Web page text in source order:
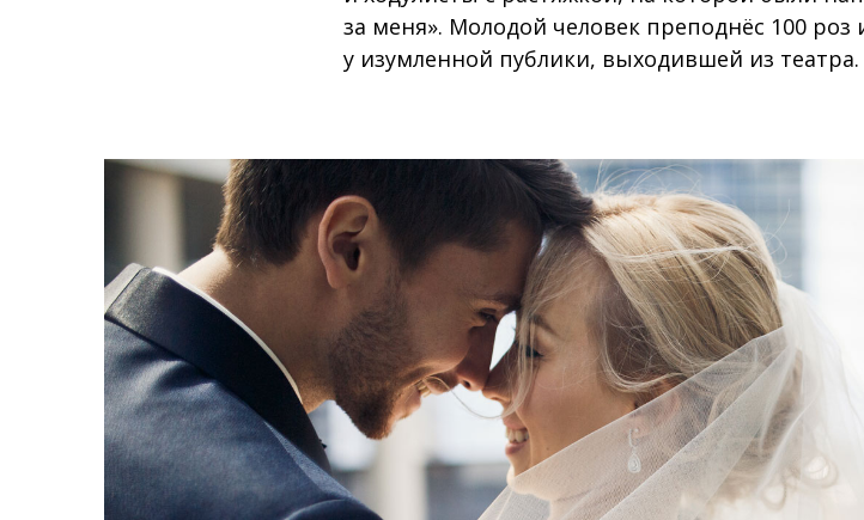
за меня». Молодой человек преподнёс 100 роз
у изумленной публики, выходившей из театра.